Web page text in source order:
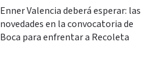
Enner Valencia deberá esperar: las
novedades en la convocatoria de
Boca para enfrentar a Recoleta